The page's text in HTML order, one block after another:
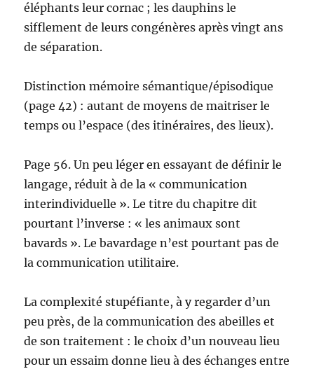
éléphants leur cornac ; les dauphins le
sifflement de leurs congénères après vingt ans
de séparation.
Distinction mémoire sémantique/épisodique
(page 42) : autant de moyens de maitriser le
temps ou l’espace (des itinéraires, des lieux).
Page 56. Un peu léger en essayant de définir le
langage, réduit à de la « communication
interindividuelle ». Le titre du chapitre dit
pourtant l’inverse : « les animaux sont
bavards ». Le bavardage n’est pourtant pas de
la communication utilitaire.
La complexité stupéfiante, à y regarder d’un
peu près, de la communication des abeilles et
de son traitement : le choix d’un nouveau lieu
pour un essaim donne lieu à des échanges entre